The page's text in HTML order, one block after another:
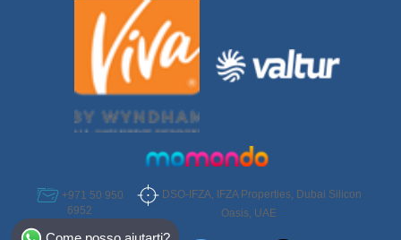
+971 50 950
6952
DSO-IFZA, IFZA Properties, Dubai Silicon
Oasis, UAE
Select Destination